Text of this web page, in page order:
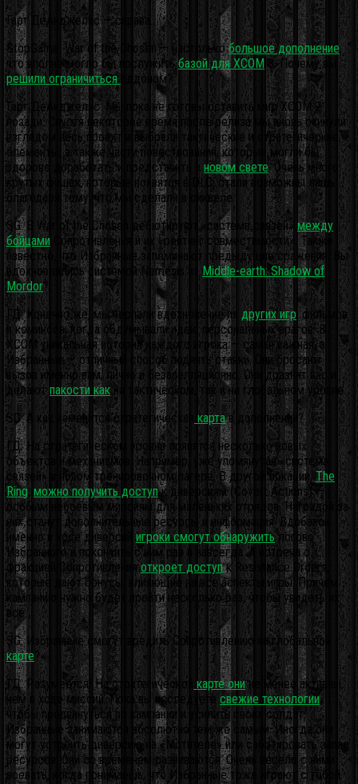
Гарт ДеАнджелис — справа.
StopGame: War of the Chosen — настолькобольшое дополнение,
что вполне могло бы послужитьбазой для XCOM 3. Почему вы
решили ограничиться
аддоном?
Гарт ДеАнджелис: Мы пока не готовы оставить мир XCOM 2
позади. Спустя некоторое время после релиза мы вновь окинули
взглядом весь проект и выбрали тактические и стратегические
элементы, а также части повествования, которые могли бы
здорово доработать и представить в новом свете. Очень много
крутых фишек, которые появятся в DLC, стали возможны лишь
благодаря тому, что мы сделали в сиквеле.
SG: В War of the Chosen дебютируют «система связей» между
бойцами Сопротивления и их «рейтинг совместимости». Также
известно, что Избранные запоминают предыдущие сражения. Вы
вдохновлялись системой Nemesis из Middle-earth: Shadow of
Mordor?
ГД: Конечно же, мы черпали вдохновение из других игр , фильмов
и комиксов, когда обдумывали идею персональных врагов. В
XCOM уникальная история каждого игрока — самая важная, а
Избранные — отличный способ поднять ставки. Они бросают
вызов именно вам, лично и безапелляционно. Они дразнят вас и
делаютпакости какна тактическом, так и на глобальном уровне.
SG: А как изменится стратегическая
картав дополнении?
ГД: На стратегическом уровне появятся несколько новых
объектов и механизмов. Например, уже упомянутая «система
связей» в новом тренировочном лагере. В другой локации,The
Ring, можно получить доступк диверсиям (Covert Actions) —
особым небоевым миссиям для маленьких отрядов. Наградой за
них станут дополнительные ресурсы и информация. Вдобавок
именно в ходе диверсийигроки смогут обнаружитьлогово
Избранного и покончить с ним раз и навсегда. А встреча с
фракцией Сопротивленияоткроет доступк Resistance Orders,
которые дают бонусы, влияющие на все аспекты игры. Причём
кампанию нужно будет пройти несколько раз, чтобы увидеть их
все.
SG: Избранные смогут вредить Сопротивлению на глобальной
карте ?
ГД: Разумеется! На стратегической карте онине менее активны,
чем в ходе миссий. Пока вы исследуетесвежие технологии,
чтобы продвинуться по кампании и усилить своих солдат,
Избранные занимаются абсолютно тем же самым. Иногда они
могут устроить диверсию на «Мстителе» или саботировать запас
ресурсов. Они со временем развиваются. Очень весело с ними
воевать, когда понимаешь, что Избранные тоже играют с тобой.